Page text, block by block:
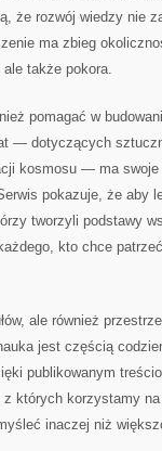
że rozwój wiedzy nie
ma zbieg
także pokora.
pomagać w
— dotyczących
kosmosu — ma swoje
pokazuje, że aby
tworzyli podstawy
kto chce
ale również
jest częścią
publikowanym
których korzystamy
inaczej niż